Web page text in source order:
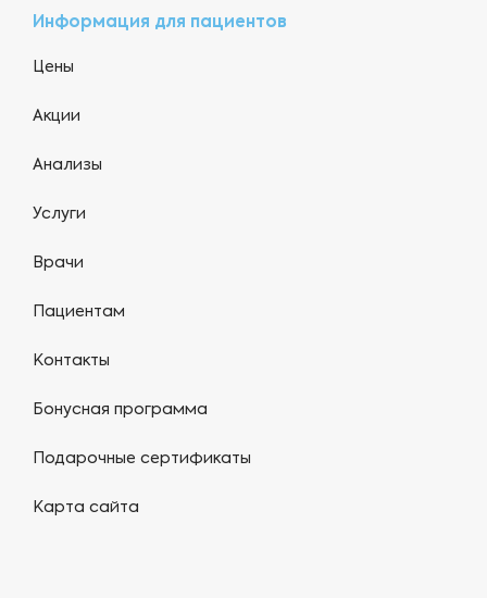
Информация для пациентов
Цены
Акции
Анализы
Услуги
Врачи
Пациентам
Контакты
Бонусная программа
Подарочные сертификаты
Карта сайта